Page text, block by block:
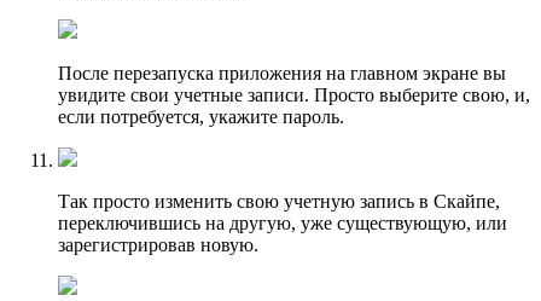
После перезапуска приложения на главном экране вы
увидите свои учетные записи. Просто выберите свою, и,
если потребуется, укажите пароль.
Так просто изменить свою учетную запись в Скайпе,
переключившись на другую, уже существующую, или
зарегистрировав новую.